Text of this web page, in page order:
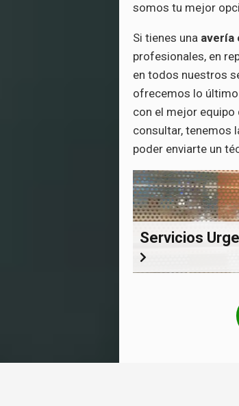
somos tu mejor
Si tienes una avería
profesionales, en
en todos nuestros
ofrecemos lo
con el mejor equipo
consultar, tenemos
poder enviarte un
Servicios